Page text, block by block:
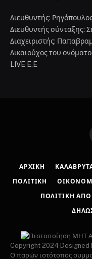
Διευθυντής:
Διευθυντής σύνταξης:
Διαχειριστής:
Δικαιούχος του
LIVE E.E
ΑΡΧΙΚΉ
ΠΟΛΙΤΙΚΉ
ΠΟΛΙΤΙΚΉ
Copyright 2024 Designed
Ο παρών ιστότοπος